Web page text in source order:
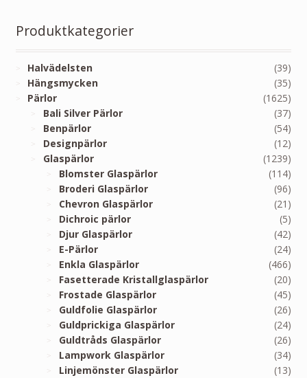
Produktkategorier
Halvädelsten
(39)
Hängsmycken
(35)
Pärlor
(1625)
Bali Silver Pärlor
(37)
Benpärlor
(54)
Designpärlor
(12)
Glaspärlor
(1239)
Blomster Glaspärlor
(114)
Broderi Glaspärlor
(96)
Chevron Glaspärlor
(21)
Dichroic pärlor
(5)
Djur Glaspärlor
(42)
E-Pärlor
(24)
Enkla Glaspärlor
(466)
Fasetterade Kristallglaspärlor
(20)
Frostade Glaspärlor
(45)
Guldfolie Glaspärlor
(26)
Guldprickiga Glaspärlor
(24)
Guldtråds Glaspärlor
(26)
Lampwork Glaspärlor
(34)
Linjemönster Glaspärlor
(13)